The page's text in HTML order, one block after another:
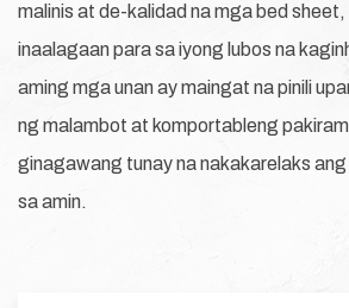
malinis at de-kalidad na mga bed
inaalagaan para sa iyong lubos na
aming mga unan ay maingat na pinili
ng malambot at komportableng
ginagawang tunay na nakakarelaks
sa amin.